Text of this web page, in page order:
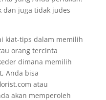
dan juga tidak judes
kiat-tips dalam memilih
orang tercinta
dimana memilih
Anda bisa
atau
akan memperoleh